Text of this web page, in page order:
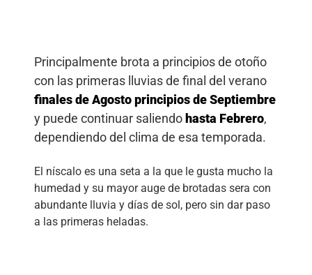
Principalmente brota a principios de otoño
con las primeras lluvias de final del verano
finales de Agosto principios de Septiembre
y puede continuar saliendo hasta Febrero,
dependiendo del clima de esa temporada.
El níscalo es una seta a la que le gusta mucho la
humedad y su mayor auge de brotadas sera con
abundante lluvia y días de sol, pero sin dar paso
a las primeras heladas.